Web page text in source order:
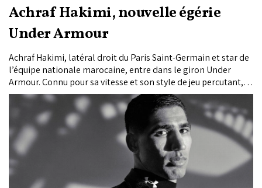
Achraf Hakimi, nouvelle égérie
Under Armour
Achraf Hakimi, latéral droit du Paris Saint-Germain et star de
l’équipe nationale marocaine, entre dans le giron Under
Armour. Connu pour sa vitesse et son style de jeu percutant, le
Lion de l'Atlas incarne les valeurs de performance et de
détermination prônées par la marque américaine. Ce
partenariat marque une nouvelle étape pour Hakimi, qui
représentera Under Armour aussi bien sur le terrain, avec les
chaussures Shadow Elite 3, qu’en dehors, en portant les
collections sportswear de l’équipementier.